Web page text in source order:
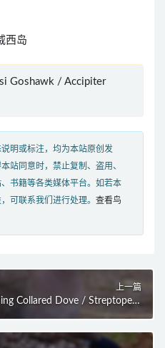
西岛
Goshawk / Accipiter
明或标注，均为本站原创发
站同意时，禁止复制、盗用、
书籍等各类媒体平台。如若本
可联系我们进行处理。 查看鸟
上一篇
Collared Dove / Streptopelia
decipiens